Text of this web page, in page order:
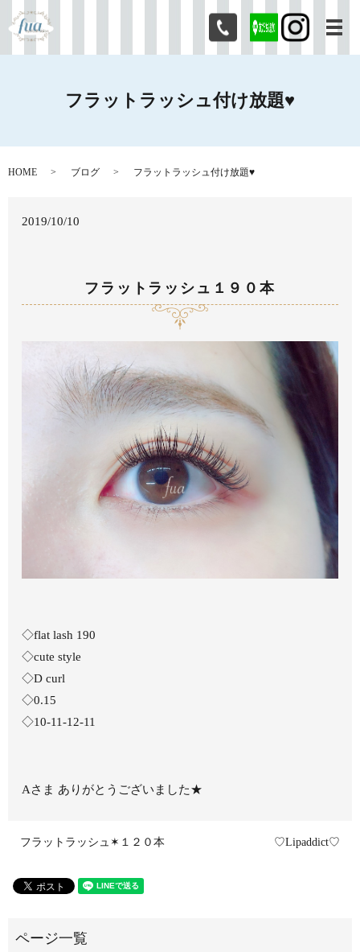
メ
フラットラッシュ付け放題♥
HOME ブログ フラットラッシュ付け放題♥
2019/10/10
フラットラッシュ１９０本
◇flat lash 190
◇cute style
◇D curl
◇0.15
◇10-11-12-11
Aさま ありがとうございました★
フラットラッシュ✶１２０本 ♡Lipaddict♡